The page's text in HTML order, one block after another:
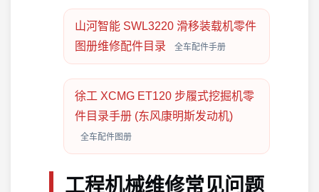
山河智能 SWL3220 滑移装载机零件
图册维修配件目录
全车配件手册
徐工 XCMG ET120 步履式挖掘机零
件目录手册 (东风康明斯发动机)
全车配件图册
工程机械维修常见问题